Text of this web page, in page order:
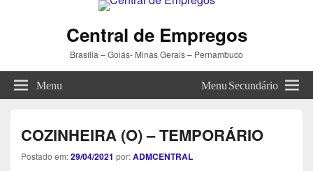
Central de Empregos
Brasília – Goiás- Minas Gerais – Pernambuco
Menu Menu Secundário
COZINHEIRA (O) – TEMPORÁRIO
Postado em:29/04/2021 por:ADMCENTRAL